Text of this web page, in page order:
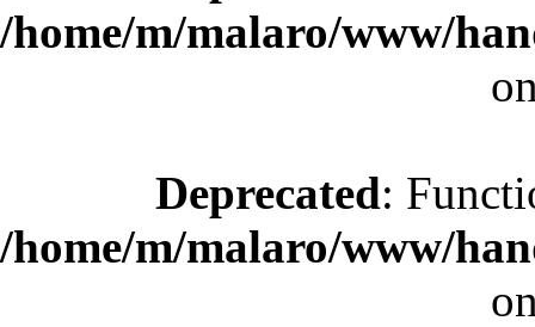
/home/m/malaro/www/
Deprecated:
/home/m/malaro/www/